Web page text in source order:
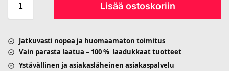
Lisää ostoskoriin
Jatkuvasti nopea ja huomaamaton toimitus
Vain parasta laatua – 100 % laadukkaat tuotteet
Ystävällinen ja asiakasläheinen asiakaspalvelu